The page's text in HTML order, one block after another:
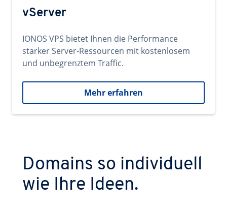
vServer
IONOS VPS bietet Ihnen die Performance
starker Server-Ressourcen mit kostenlosem
und unbegrenztem Traffic.
Mehr erfahren
Domains so individuell
wie Ihre Ideen.